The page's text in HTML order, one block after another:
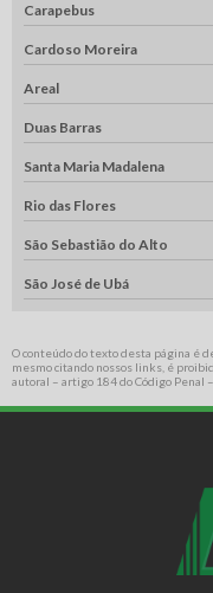
Carapebus
Cardoso Moreira
Areal
Duas Barras
Santa Maria Madalena
Rio das Flores
São Sebastião do Alto
São José de Ubá
O conteúdo do texto desta página é
mesmo citando nossos links, é
autoral – artigo 184 do Código Penal –